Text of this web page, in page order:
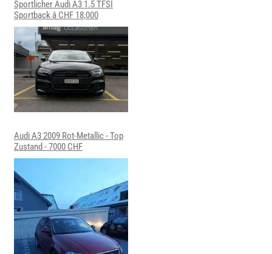
Sportlicher Audi A3 1.5 TFSI
Sportback â CHF 18,000
Audi A3 2009 Rot-Metallic - Top
Zustand - 7000 CHF